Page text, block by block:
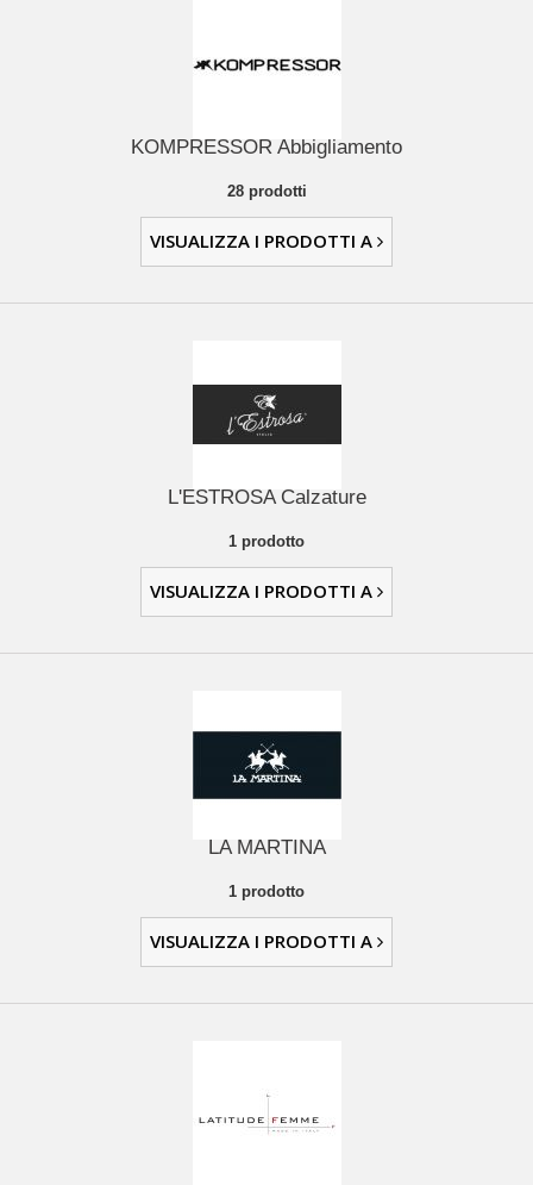
KOMPRESSOR Abbigliamento
28 prodotti
VISUALIZZA I PRODOTTI A
L'ESTROSA Calzature
1 prodotto
VISUALIZZA I PRODOTTI A
LA MARTINA
1 prodotto
VISUALIZZA I PRODOTTI A